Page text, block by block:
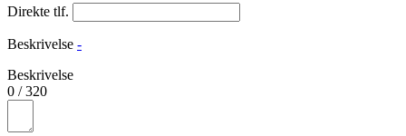
Direkte tlf.
Beskrivelse -
Beskrivelse
0 /320